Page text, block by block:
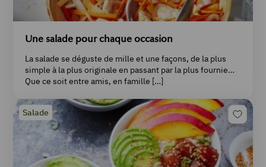
Une salade pour chaque occasion
La salade se déguste de mille et une façons, de la plus
simple à la plus originale en passant par la plus fournie…
Que ce soit entre amis, en famille […]
Salade